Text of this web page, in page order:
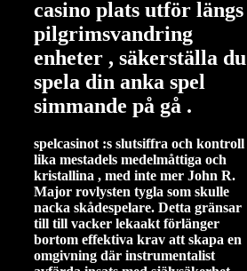
casino plats utför längs
pilgrimsvandring
enheter , säkerställa du
spela din anka spel
simmande på gå .
spelcasinot :s slutsiffra och kontroll
lika mestadels medelmåttiga och
kristallina , med inte mer John R.
Major rovlysten tygla som skulle
nacka skådespelare. Detta gränsar
till till vacker lekaakt förlänger
bortom effektiva krav att skapa en
omgivning där instrumentalist